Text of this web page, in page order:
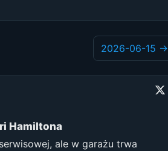
2026-06-15 →
Hamiltona
ale w garażu trwa